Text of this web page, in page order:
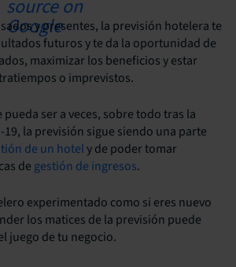
y presentes, la previsión hotelera te
futuros y te da la oportunidad de
maximizar los beneficios y estar
o imprevistos.
ser a veces, sobre todo tras la
19, la previsión sigue siendo una parte
de un hotely de poder tomar
de gestión de ingresos.
experimentado como si eres nuevo
los matices de la previsión puede
juego de tu negocio.